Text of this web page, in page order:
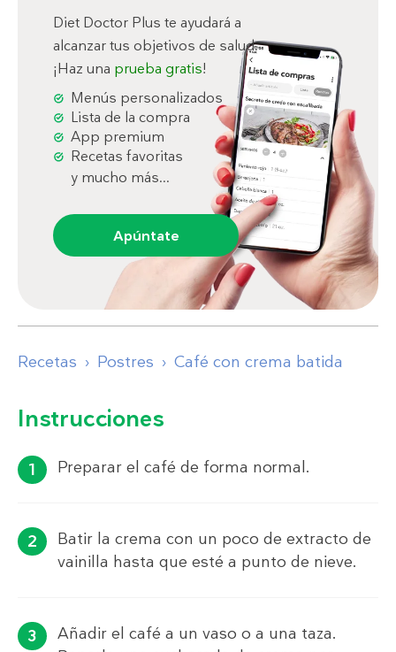
Diet Doctor Plus te ayudará a
alcanzar tus objetivos de salud.
¡Haz una prueba gratis!
Menús personalizados
Lista de la compra
App premium
Recetas favoritas
y mucho más...
Apúntate
Recetas Postres Café con crema batida
Instrucciones
Preparar el café de forma normal.
Batir la crema con un poco de extracto de
vainilla hasta que esté a punto de nieve.
Añadir el café a un vaso o a una taza.